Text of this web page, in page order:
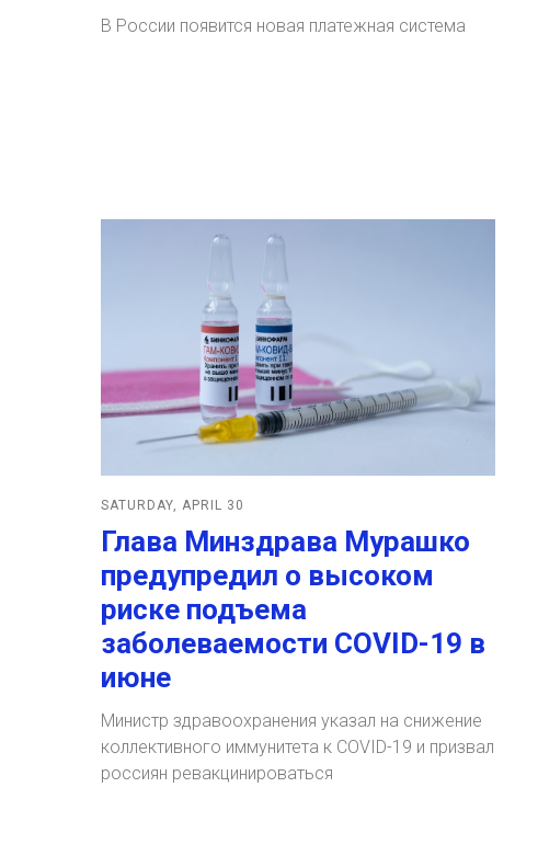
В России появится новая платежная система
SATURDAY, APRIL 30
Глава Минздрава Мурашко
предупредил о высоком
риске подъема
заболеваемости COVID-19 в
июне
Министр здравоохранения указал на снижение
коллективного иммунитета к COVID-19 и призвал
россиян ревакцинироваться